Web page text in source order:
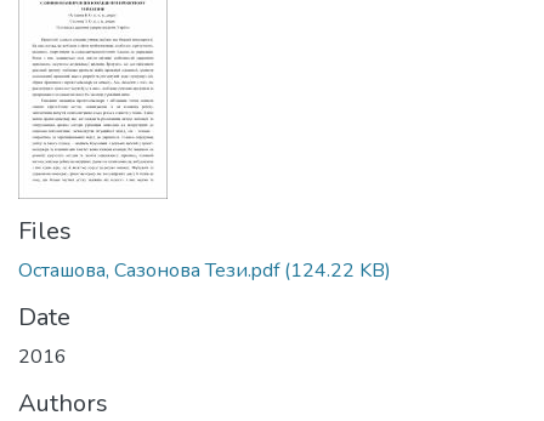
Files
Осташова, Сазонова Тези.pdf(124.22 KB)
Date
2016
Authors